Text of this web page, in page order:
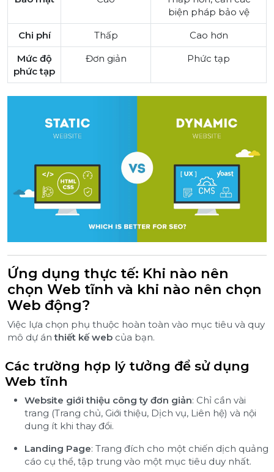
biện pháp bảo vệ
Chi phí
Thấp
Cao hơn
Mức độ
phức tạp
Đơn giản Phức tạp
Ứng dụng thực tế: Khi nào nên
chọn Web tĩnh và khi nào nên chọn
Web động?
Việc lựa chọn phụ thuộc hoàn toàn vào mục tiêu và quy
mô dự ánthiết kế web của bạn.
Các trường hợp lý tưởng để sử dụng
Web tĩnh
Website giới thiệu công ty đơn giản: Chỉ cần vài
trang (Trang chủ, Giới thiệu, Dịch vụ, Liên hệ) và nội
dung ít khi thay đổi.
Landing Page: Trang đích cho một chiến dịch quảng
cáo cụ thể, tập trung vào một mục tiêu duy nhất.